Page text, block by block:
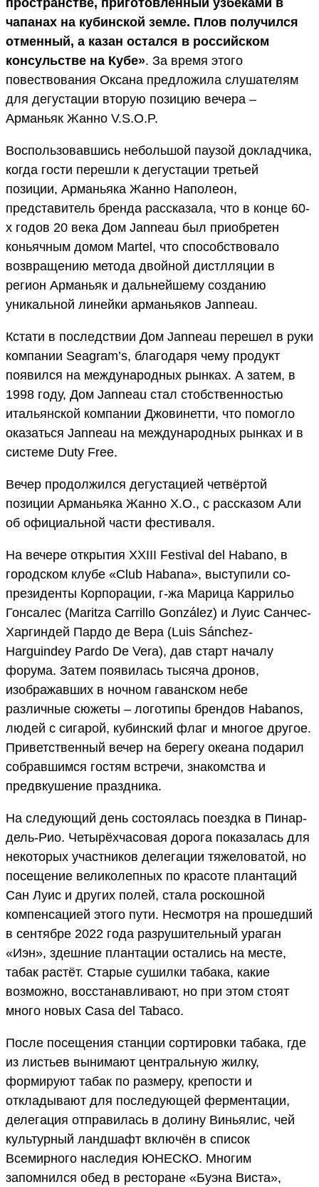
чапанах на кубинской земле. Плов получился
отменный, а казан остался в российском
консульстве на Кубе». За время этого
повествования Оксана предложила слушателям
для дегустации вторую позицию вечера –
Арманьяк Жанно V.S.О.P.
Воспользовавшись небольшой паузой докладчика,
когда гости перешли к дегустации третьей
позиции, Арманьяка Жанно Наполеон,
представитель бренда рассказала, что в конце 60-
х годов 20 века Дом Janneau был приобретен
коньячным домом Martel, что способствовало
возвращению метода двойной дистлляции в
регион Арманьяк и дальнейшему созданию
уникальной линейки арманьяков Janneau.
Кстати в последствии Дом Janneau перешел в руки
компании Seagram’s, благодаря чему продукт
появился на международных рынках. А затем, в
1998 году, Дом Janneau стал стобственностью
итальянской компании Джовинетти, что помогло
оказаться Janneau на международных рынках и в
системе Duty Free.
Вечер продолжился дегустацией четвёртой
позиции Арманьяка Жанно X.O., с рассказом Али
об официальной части фестиваля.
На вечере открытия XXIII Festival del Habano, в
городском клубе «Club Habana», выступили со-
президенты Корпорации, г-жа Марица Каррильо
Гонсалес (Maritza Carrillo González) и Луис Санчес-
Харгиндей Пардо де Вера (Luis Sánchez-
Harguindey Pardo De Vera), дав старт началу
форума. Затем появилась тысяча дронов,
изображавших в ночном гаванском небе
различные сюжеты – логотипы брендов Habanos,
людей c сигарой, кубинский флаг и многое другое.
Приветственный вечер на берегу океана подарил
собравшимся гостям встречи, знакомства и
предвкушение праздника.
На следующий день состоялась поездка в Пинар-
дель-Рио. Четырёхчасовая дорога показалась для
некоторых участников делегации тяжеловатой, но
посещение великолепных по красоте плантаций
Сан Луис и других полей, стала роскошной
компенсацией этого пути. Несмотря на прошедший
в сентябре 2022 года разрушительный ураган
«Иэн», здешние плантации остались на месте,
табак растёт. Старые сушилки табака, какие
возможно, восстанавливают, но при этом стоят
много новых Casa del Tabaco.
После посещения станции сортировки табака, где
из листьев вынимают центральную жилку,
формируют табак по размеру, крепости и
откладывают для последующей ферментации,
делегация отправилась в долину Виньялис, чей
культурный ландшафт включён в список
Всемирного наследия ЮНЕСКО. Многим
запомнился обед в ресторане «Буэна Виста»,